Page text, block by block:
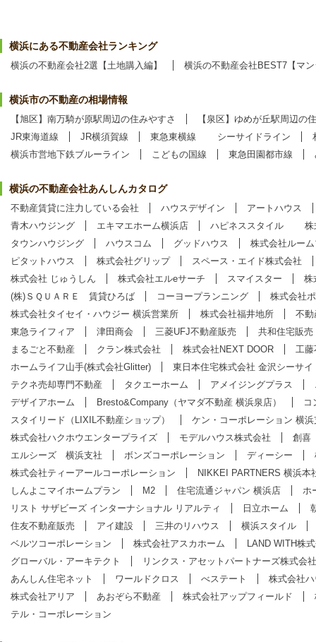
横浜にある不動産会社ランキング
横浜の不動産会社2選【土地購入編】 横浜の不動産会社BEST7【マ
横浜市の不動産の相場情報
【旭区】南万騎が原駅周辺の住みやすさ
【泉区】ゆめが丘駅周辺の
JR東海道線
JR横須賀線 東急東横線 シーサイドライン
横浜市営地下鉄ブルーライン
こどもの国線 東急田園都市線
横浜の不動産会社あんしんカタログ
不動産賃貸に注力している会社 ハウスデザイン
アートハウス
青木ハウジング
エキマエホーム横浜店 ハピネススタイル
株
タウンハウジング
ハウスコム グッドハウス
株式会社ルー
ピタットハウス
株式会社グリップ
スペース・エイド株式会社
株式会社 じゅうしん
株式会社エルeサーチ スマイスター
株
(株)ＳＱＵＡＲＥ 賃貸ひろば
コーヨープランニング
株式会社
株式会社タイセイ・ハウジー 横浜営業所
株式会社福井地所
不動
東急ライフィア
津田商会 三菱UFJ不動産販売
共和住宅販売
まるごと不動産
クラン株式会社 株式会社NEXT DOOR
工藤
ホームライフ山手(株式会社Glitter)
東日本住宅株式会社 金沢シーサイ
テクネ売却専門不動産
タクエーホーム アメイジングプラス
デザイアホーム
Bresto&Company（ヤマダ不動産 横浜泉店）
コ
スタイリード（LIXIL不動産ショップ）
ケン・コーポレーション 横浜
株式会社ハクホウエンタープライズ
モデルハウス株式会社
創喜
エルシーズ 横浜支社
ボンズコーポレーション ディーシー
株式会社ティーアールコーポレーション
NIKKEI PARTNERS 横浜本
しんよこマイホームプラン
M2 住宅流通ジャパン 横浜店
ホ
リスト サザビーズ インターナショナル リアルティ
日立ホーム
住友不動産販売
アイ建設 三井のリハウス
横浜スタイル
ベルツコーポレーション
株式会社アスカホーム
LAND WITH株
グローバル・アーキテクト
リンクス・アセットパートナーズ株式会社
あんしん住宅ネット
ワールドクロス べステート
株式会社
株式会社アリア
あおぞら不動産 株式会社アップフィールド
テル・コーポレーション